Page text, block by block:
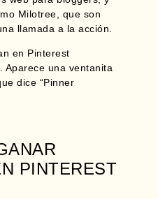
Milotree, que son
llamada a la acción.
en Pinterest
Aparece una ventanita
dice “Pinner
PINTEREST